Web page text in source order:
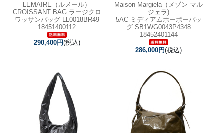
LEMAIRE（ルメール）
CROISSANT BAG ラージクロ
ワッサンバッグ LL0018BR49
18451400112
290,400円(税込)
Maison Margiela（メゾン マル
ジェラ)
5AC ミディアムホーボーバッ
グ SB1WG0043P4348
18452401144
286,000円(税込)